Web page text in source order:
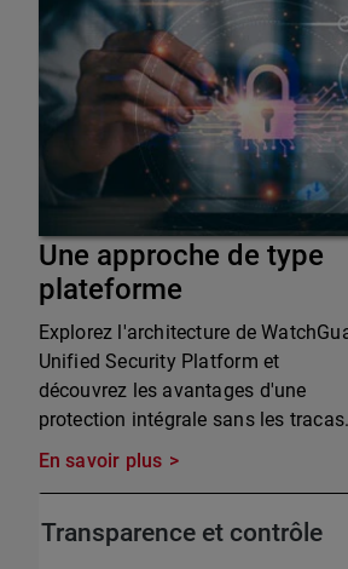
Une approche de type
plateforme
Explorez l'architecture de
Unified Security Platform et
découvrez les avantages d'une
protection intégrale sans les tracas.
En savoir plus
Transparence et contrôle